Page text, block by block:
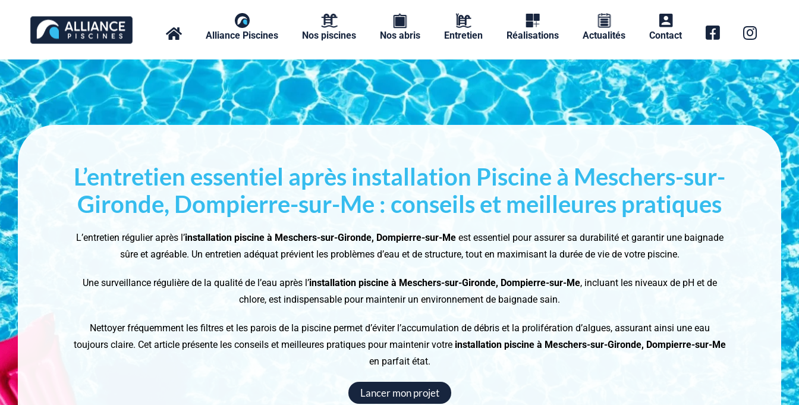
contenu
Alliance Piscines Nos piscines Nos abris Entretien Réalisations Actualités Contact
L’entretien essentiel après installation Piscine à Meschers-sur-
Gironde, Dompierre-sur-Me : conseils et meilleures pratiques
L’entretien régulier après l’installation piscine à Meschers-sur-Gironde, Dompierre-sur-Me est essentiel pour assurer sa durabilité et garantir une baignade
sûre et agréable. Un entretien adéquat prévient les problèmes d’eau et de structure, tout en maximisant la durée de vie de votre piscine.
Une surveillance régulière de la qualité de l’eau après l’installation piscineà Meschers-sur-Gironde, Dompierre-sur-Me, incluant les niveaux de pH et de
chlore, est indispensable pour maintenir un environnement de baignade sain.
Nettoyer fréquemment les filtres et les parois de la piscine permet d’éviter l’accumulation de débris et la prolifération d’algues, assurant ainsi une eau
toujours claire. Cet article présente les conseils et meilleures pratiques pour maintenir votreinstallation piscine à Meschers-sur-Gironde, Dompierre-sur-Me
en parfait état.
Lancer mon projet